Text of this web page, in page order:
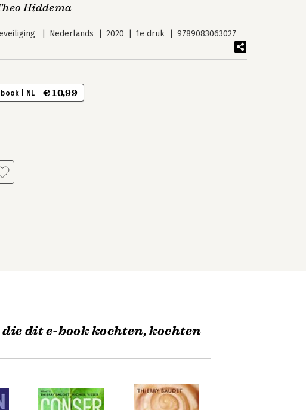
Hiddema
Nederlands 2020 1e druk 9789083063027
book | NL € 10,99
dit e-book kochten, kochten